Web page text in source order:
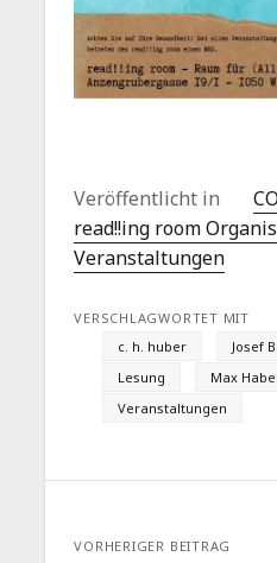
Veröffentlicht in
read!!ing room
Veranstaltungen
VERSCHLAGWORTET MIT
c. h. huber
Josef
Lesung
Max
Veranstaltungen
VORHERIGER BEITRAG